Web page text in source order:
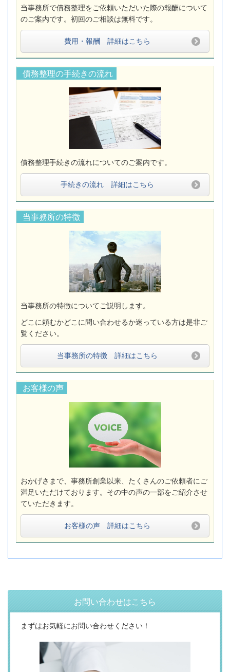
当事務所で債務整理をご依頼いただいた際の報酬について
のご案内です。初回のご相談は無料です。
費用・報酬 詳細はこちら
債務整理の手続きの流れ
債務整理手続きの流れについてのご案内です。
手続きの流れ 詳細はこちら
当事務所の特徴
当事務所の特徴についてご説明します。
どこに頼むかどこに問い合わせるか迷っている方は是非ご
覧ください。
当事務所の特徴 詳細はこちら
お客様の声
おかげさまで、事務所創業以来、たくさんのご依頼者にご
満足いただけております。その中の声の一部をご紹介させ
ていただきます。
お客様の声 詳細はこちら
お問い合わせはこちら
まずはお気軽にお問い合わせください！